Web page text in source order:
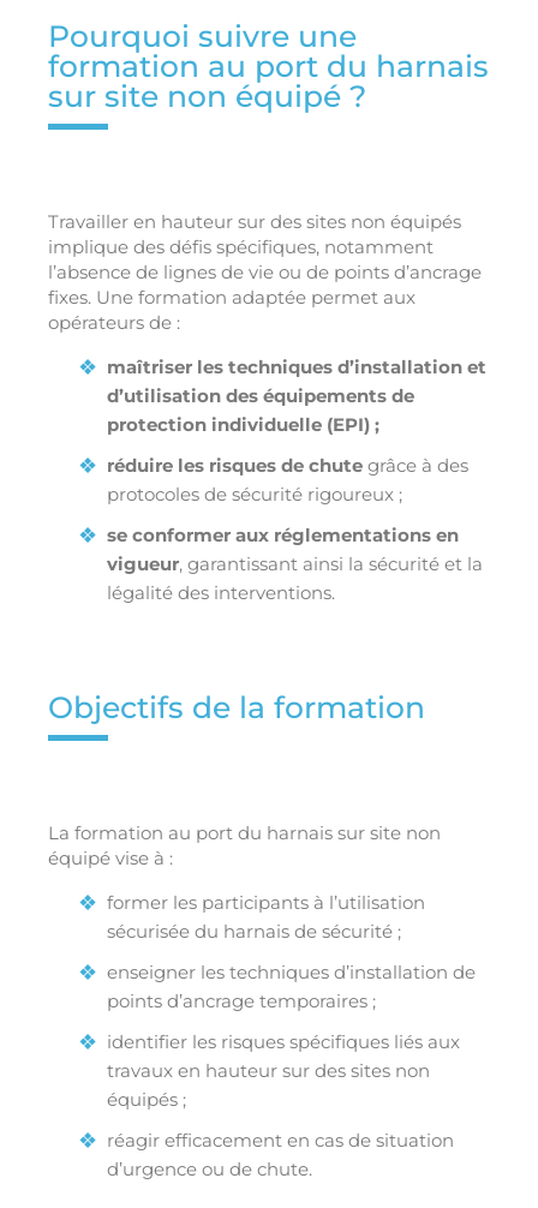
Pourquoi suivre une
formation au port du harnais
sur site non équipé ?
Travailler en hauteur sur des sites non équipés
implique des défis spécifiques, notamment
l’absence de lignes de vie ou de points d’ancrage
fixes. Une formation adaptée permet aux
opérateurs de :
maîtriser les techniques d’installation et
d’utilisation des équipements de
protection individuelle (EPI) ;
réduire les risques de chute grâce à des
protocoles de sécurité rigoureux ;
se conformer aux réglementations en
vigueur, garantissant ainsi la sécurité et la
légalité des interventions.
Objectifs de la formation
La formation au port du harnais sur site non
équipé vise à :
former les participants à l’utilisation
sécurisée du harnais de sécurité ;
enseigner les techniques d’installation de
points d’ancrage temporaires ;
identifier les risques spécifiques liés aux
travaux en hauteur sur des sites non
équipés ;
réagir efficacement en cas de situation
d’urgence ou de chute.